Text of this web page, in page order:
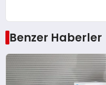
Benzer Haberler